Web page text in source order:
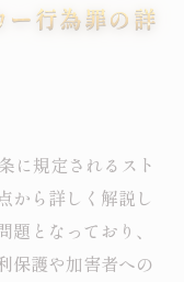
行為罪の詳
に規定されるスト
から詳しく解説し
となっており、
保護や加害者への